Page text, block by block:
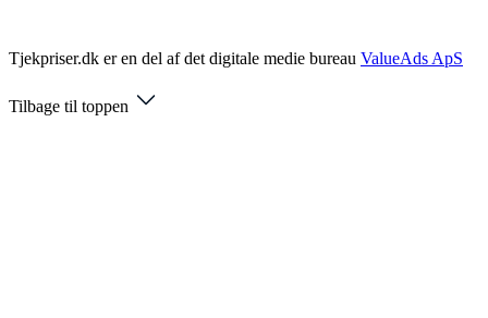
Tjekpriser.dk er en del af det digitale medie bureau ValueAds ApS
Tilbage til toppen